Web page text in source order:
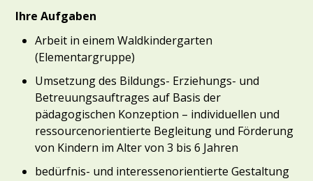
Ihre Aufgaben
Arbeit in einem Waldkindergarten
(Elementargruppe)
Umsetzung des Bildungs- Erziehungs- und
Betreuungsauftrages auf Basis der
pädagogischen Konzeption – individuellen und
ressourcenorientierte Begleitung und Förderung
von Kindern im Alter von 3 bis 6 Jahren
bedürfnis- und interessenorientierte Gestaltung